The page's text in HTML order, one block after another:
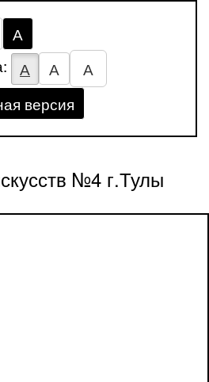
А
А А
А
версия
№4 г.Тулы